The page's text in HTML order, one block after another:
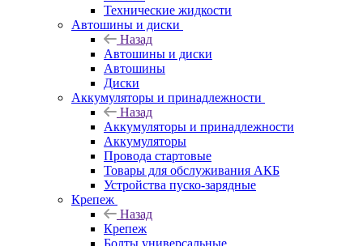
Технические жидкости
Автошины и диски
Назад
Автошины и диски
Автошины
Диски
Аккумуляторы и принадлежности
Назад
Аккумуляторы и принадлежности
Аккумуляторы
Провода стартовые
Товары для обслуживания АКБ
Устройства пуско-зарядные
Крепеж
Назад
Крепеж
Болты универсальные